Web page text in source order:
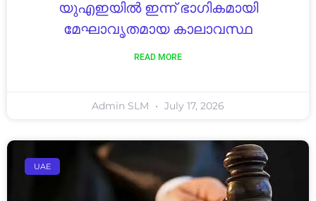
യുഎഇയിൽ ഇന്ന് ഭാഗികമായി
മേഘാവൃതമായ കാലാവസ്ഥ
READ MORE
Admin SLM July 17, 2026
UAE